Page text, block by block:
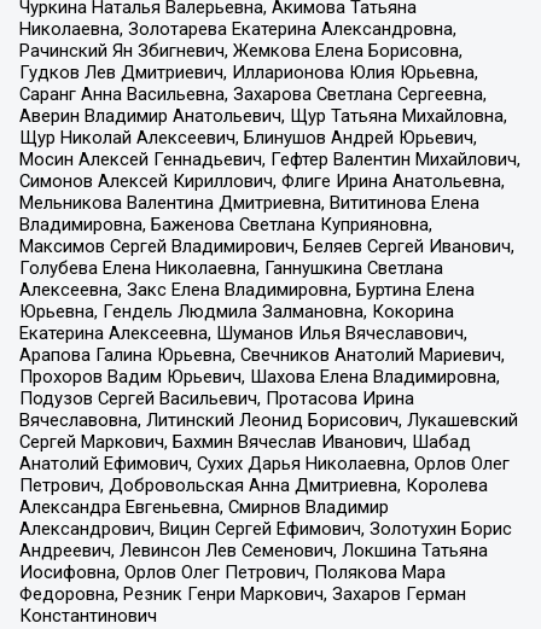
Чуркина Наталья Валерьевна, Акимова Татьяна
Николаевна, Золотарева Екатерина Александровна,
Рачинский Ян Збигневич, Жемкова Елена Борисовна,
Гудков Лев Дмитриевич, Илларионова Юлия Юрьевна,
Саранг Анна Васильевна, Захарова Светлана Сергеевна,
Аверин Владимир Анатольевич, Щур Татьяна Михайловна,
Щур Николай Алексеевич, Блинушов Андрей Юрьевич,
Мосин Алексей Геннадьевич, Гефтер Валентин Михайлович,
Симонов Алексей Кириллович, Флиге Ирина Анатольевна,
Мельникова Валентина Дмитриевна, Вититинова Елена
Владимировна, Баженова Светлана Куприяновна,
Максимов Сергей Владимирович, Беляев Сергей Иванович,
Голубева Елена Николаевна, Ганнушкина Светлана
Алексеевна, Закс Елена Владимировна, Буртина Елена
Юрьевна, Гендель Людмила Залмановна, Кокорина
Екатерина Алексеевна, Шуманов Илья Вячеславович,
Арапова Галина Юрьевна, Свечников Анатолий Мариевич,
Прохоров Вадим Юрьевич, Шахова Елена Владимировна,
Подузов Сергей Васильевич, Протасова Ирина
Вячеславовна, Литинский Леонид Борисович, Лукашевский
Сергей Маркович, Бахмин Вячеслав Иванович, Шабад
Анатолий Ефимович, Сухих Дарья Николаевна, Орлов Олег
Петрович, Добровольская Анна Дмитриевна, Королева
Александра Евгеньевна, Смирнов Владимир
Александрович, Вицин Сергей Ефимович, Золотухин Борис
Андреевич, Левинсон Лев Семенович, Локшина Татьяна
Иосифовна, Орлов Олег Петрович, Полякова Мара
Федоровна, Резник Генри Маркович, Захаров Герман
Константинович